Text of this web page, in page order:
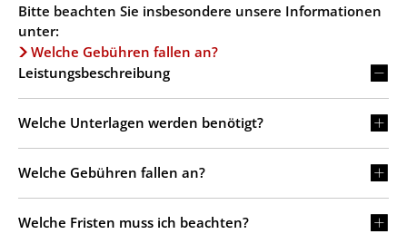
Bitte beachten Sie insbesondere unsere Informationen
unter:
Welche Gebühren fallen an?
Leistungsbeschreibung
Welche Unterlagen werden benötigt?
Welche Gebühren fallen an?
Welche Fristen muss ich beachten?